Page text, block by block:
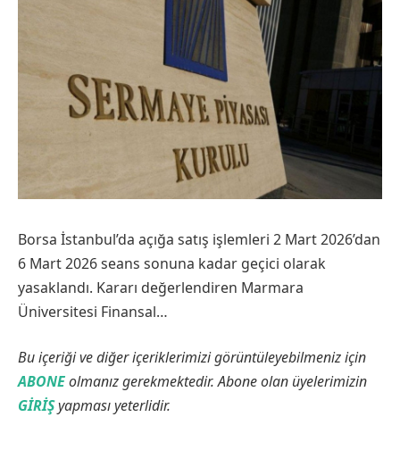
Borsa İstanbul’da açığa satış işlemleri 2 Mart 2026’dan
6 Mart 2026 seans sonuna kadar geçici olarak
yasaklandı. Kararı değerlendiren Marmara
Üniversitesi Finansal…
Bu içeriği ve diğer içeriklerimizi görüntüleyebilmeniz için
ABONEolmanız gerekmektedir. Abone olan üyelerimizin
GİRİŞyapması yeterlidir.